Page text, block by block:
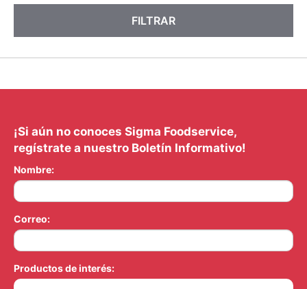
FILTRAR
¡Si aún no conoces Sigma Foodservice,
regístrate a nuestro Boletín Informativo!
Nombre:
Correo:
Productos de interés: